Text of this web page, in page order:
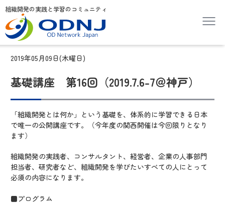
組織開発の実践と学習のコミュニティ
2019年05月09日(木曜日)
基礎講座 第16回（2019.7.6-7＠神戸）
「組織開発とは何か」という基礎を、体系的に学習できる日本
で唯一の公開講座です。（今年度の関西開催は今回限りとなり
ます）
組織開発の実践者、コンサルタント、経営者、企業の人事部門
担当者、研究者など、組織開発を学びたいすべての人にとって
必須の内容になります。
■プログラム